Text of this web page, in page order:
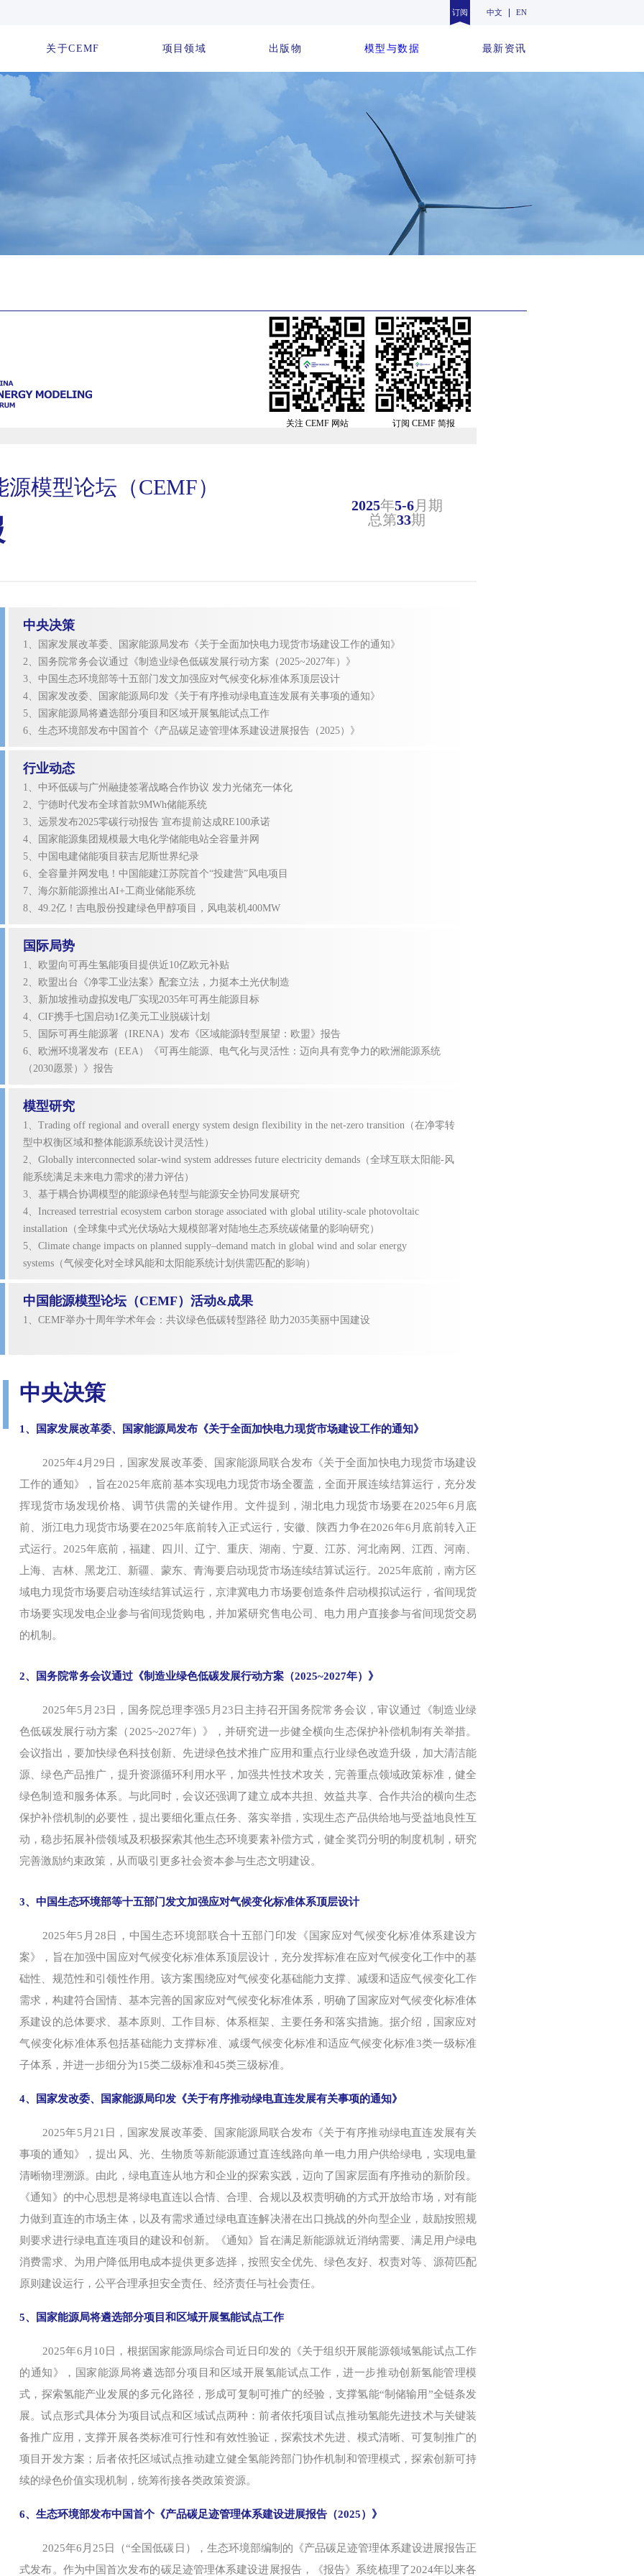
订阅 中文 EN
关于CEMF 项目领域 出版物 模型与数据 最新资讯
关注 CEMF 网站 订阅 CEMF 简报
源模型论坛（CEMF）
2025年5-6月期
总第33期
中央决策
1、国家发展改革委、国家能源局发布《关于全面加快电力现货市场建设工作的通知》
2、国务院常务会议通过《制造业绿色低碳发展行动方案（2025~2027年）》
3、中国生态环境部等十五部门发文加强应对气候变化标准体系顶层设计
4、国家发改委、国家能源局印发《关于有序推动绿电直连发展有关事项的通知》
5、国家能源局将遴选部分项目和区域开展氢能试点工作
6、生态环境部发布中国首个《产品碳足迹管理体系建设进展报告（2025）》
行业动态
1、中环低碳与广州融捷签署战略合作协议 发力光储充一体化
2、宁德时代发布全球首款9MWh储能系统
3、远景发布2025零碳行动报告 宣布提前达成RE100承诺
4、国家能源集团规模最大电化学储能电站全容量并网
5、中国电建储能项目获吉尼斯世界纪录
6、全容量并网发电！中国能建江苏院首个“投建营”风电项目
7、海尔新能源推出AI+工商业储能系统
8、49.2亿！吉电股份投建绿色甲醇项目，风电装机400MW
国际局势
1、欧盟向可再生氢能项目提供近10亿欧元补贴
2、欧盟出台《净零工业法案》配套立法，力挺本土光伏制造
3、新加坡推动虚拟发电厂实现2035年可再生能源目标
4、CIF携手七国启动1亿美元工业脱碳计划
5、国际可再生能源署（IRENA）发布《区域能源转型展望：欧盟》报告
6、欧洲环境署发布（EEA）《可再生能源、电气化与灵活性：迈向具有竞争力的欧洲能源系统
（2030愿景）》报告
模型研究
1、Trading off regional and overall energy system design flexibility in the net-zero transition（在净零转
型中权衡区域和整体能源系统设计灵活性）
2、Globally interconnected solar-wind system addresses future electricity demands（全球互联太阳能-风
能系统满足未来电力需求的潜力评估）
3、基于耦合协调模型的能源绿色转型与能源安全协同发展研究
4、Increased terrestrial ecosystem carbon storage associated with global utility-scale photovoltaic
installation（全球集中式光伏场站大规模部署对陆地生态系统碳储量的影响研究）
5、Climate change impacts on planned supply–demand match in global wind and solar energy
systems（气候变化对全球风能和太阳能系统计划供需匹配的影响）
中国能源模型论坛（CEMF）活动&成果
1、CEMF举办十周年学术年会：共议绿色低碳转型路径 助力2035美丽中国建设
中央决策
1、国家发展改革委、国家能源局发布《关于全面加快电力现货市场建设工作的通知》
2025年4月29日，国家发展改革委、国家能源局联合发布《关于全面加快电力现货市场建设
工作的通知》，旨在2025年底前基本实现电力现货市场全覆盖，全面开展连续结算运行，充分发
挥现货市场发现价格、调节供需的关键作用。文件提到，湖北电力现货市场要在2025年6月底
前、浙江电力现货市场要在2025年底前转入正式运行，安徽、陕西力争在2026年6月底前转入正
式运行。2025年底前，福建、四川、辽宁、重庆、湖南、宁夏、江苏、河北南网、江西、河南、
上海、吉林、黑龙江、新疆、蒙东、青海要启动现货市场连续结算试运行。2025年底前，南方区
域电力现货市场要启动连续结算试运行，京津冀电力市场要创造条件启动模拟试运行，省间现货
市场要实现发电企业参与省间现货购电，并加紧研究售电公司、电力用户直接参与省间现货交易
的机制。
2、国务院常务会议通过《制造业绿色低碳发展行动方案（2025~2027年）》
2025年5月23日，国务院总理李强5月23日主持召开国务院常务会议，审议通过《制造业绿
色低碳发展行动方案（2025~2027年）》，并研究进一步健全横向生态保护补偿机制有关举措。
会议指出，要加快绿色科技创新、先进绿色技术推广应用和重点行业绿色改造升级，加大清洁能
源、绿色产品推广，提升资源循环利用水平，加强共性技术攻关，完善重点领域政策标准，健全
绿色制造和服务体系。与此同时，会议还强调了建立成本共担、效益共享、合作共治的横向生态
保护补偿机制的必要性，提出要细化重点任务、落实举措，实现生态产品供给地与受益地良性互
动，稳步拓展补偿领域及积极探索其他生态环境要素补偿方式，健全奖罚分明的制度机制，研究
完善激励约束政策，从而吸引更多社会资本参与生态文明建设。
3、中国生态环境部等十五部门发文加强应对气候变化标准体系顶层设计
2025年5月28日，中国生态环境部联合十五部门印发《国家应对气候变化标准体系建设方
案》，旨在加强中国应对气候变化标准体系顶层设计，充分发挥标准在应对气候变化工作中的基
础性、规范性和引领性作用。该方案围绕应对气候变化基础能力支撑、减缓和适应气候变化工作
需求，构建符合国情、基本完善的国家应对气候变化标准体系，明确了国家应对气候变化标准体
系建设的总体要求、基本原则、工作目标、体系框架、主要任务和落实措施。据介绍，国家应对
气候变化标准体系包括基础能力支撑标准、减缓气候变化标准和适应气候变化标准3类一级标准
子体系，并进一步细分为15类二级标准和45类三级标准。
4、国家发改委、国家能源局印发《关于有序推动绿电直连发展有关事项的通知》
2025年5月21日，国家发展改革委、国家能源局联合发布《关于有序推动绿电直连发展有关
事项的通知》，提出风、光、生物质等新能源通过直连线路向单一电力用户供给绿电，实现电量
清晰物理溯源。由此，绿电直连从地方和企业的探索实践，迈向了国家层面有序推动的新阶段。
《通知》的中心思想是将绿电直连以合情、合理、合规以及权责明确的方式开放给市场，对有能
力做到直连的市场主体，以及有需求通过绿电直连解决潜在出口挑战的外向型企业，鼓励按照规
则要求进行绿电直连项目的建设和创新。《通知》旨在满足新能源就近消纳需要、满足用户绿电
消费需求、为用户降低用电成本提供更多选择，按照安全优先、绿色友好、权责对等、源荷匹配
原则建设运行，公平合理承担安全责任、经济责任与社会责任。
5、国家能源局将遴选部分项目和区域开展氢能试点工作
2025年6月10日，根据国家能源局综合司近日印发的《关于组织开展能源领域氢能试点工作
的通知》，国家能源局将遴选部分项目和区域开展氢能试点工作，进一步推动创新氢能管理模
式，探索氢能产业发展的多元化路径，形成可复制可推广的经验，支撑氢能“制储输用”全链条发
展。试点形式具体分为项目试点和区域试点两种：前者依托项目试点推动氢能先进技术与关键装
备推广应用，支撑开展各类标准可行性和有效性验证，探索技术先进、模式清晰、可复制推广的
项目开发方案；后者依托区域试点推动建立健全氢能跨部门协作机制和管理模式，探索创新可持
续的绿色价值实现机制，统筹衔接各类政策资源。
6、生态环境部发布中国首个《产品碳足迹管理体系建设进展报告（2025）》
2025年6月25日（“全国低碳日），生态环境部编制的《产品碳足迹管理体系建设进展报告正
式发布。作为中国首次发布的碳足迹管理体系建设进展报告，《报告》系统梳理了2024年以来各